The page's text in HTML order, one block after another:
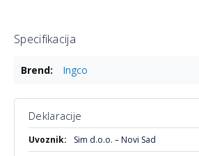
Specifikacija
informacijaIngco
Deklaracije
Više
informacija
Sim d.o.o. – Novi Sad